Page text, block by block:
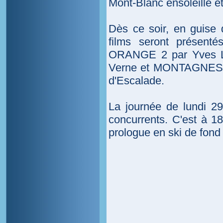
Mont-Blanc ensoleillé
Dès ce soir, en guise
films seront
ORANGE 2 par Yves
Verne et
d'Escalade.
La journée de lundi
concurrents. C'est à
prologue en ski de